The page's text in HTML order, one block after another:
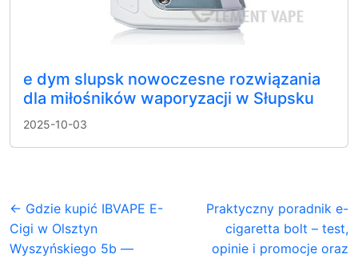
e dym slupsk nowoczesne rozwiązania
dla miłośników waporyzacji w Słupsku
2025-10-03
← Gdzie kupić IBVAPE E-
Cigi w Olsztyn
Wyszyńskiego 5b —
Praktyczny poradnik e-
cigaretta bolt – test,
opinie i promocje oraz